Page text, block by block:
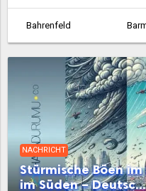
Bahrenfeld
Bergedorf
Billstedt
Boberg
Brakenburg
NACHRICHT
Stürmische Böen
im Süden – Deutsc...